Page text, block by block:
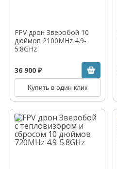
FPV дрон Зверобой 10
дюймов 2100MHz 4.9-
5.8GHz
36 900 ₽
Купить в один клик